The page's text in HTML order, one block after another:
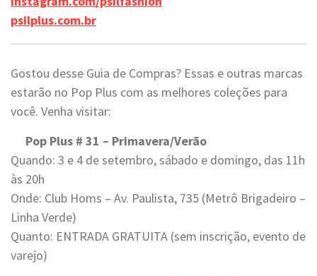
psilplus.com.br
Gostou desse Guia de Compras? Essas e outras marcas
estarão no Pop Plus com as melhores coleções para
você. Venha visitar:
Pop Plus # 31 – Primavera/Verão
Quando: 3 e 4 de setembro, sábado e domingo, das 11h
às 20h
Onde: Club Homs – Av. Paulista, 735 (Metrô Brigadeiro –
Linha Verde)
Quanto: ENTRADA GRATUITA (sem inscrição, evento de
varejo)